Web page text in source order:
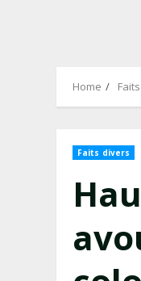
Home
Faits divers